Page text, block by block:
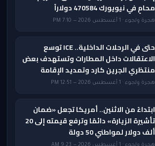
محامٍ في نيويورك 470584 دولاراً
هجرة ولجوء · 1 أغسطس 2026 — 7:10 PM
حتى في الرحلات الداخلية.. ICE توسع
الاعتقالات داخل المطارات وتستهدف بعض
منتظري الجرين كارد وتمديد الإقامة
هجرة ولجوء · 1 أغسطس 2026 — 12:51 PM
ابتداءً من الاثنين.. أمريكا تجعل «ضمان
تأشيرة الزيارة» دائمًا وترفع قيمته إلى 20
ألف دولار لمواطني 50 دولة